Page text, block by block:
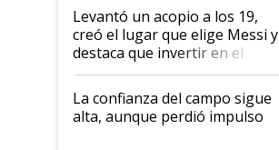
Levantó un acopio a los 19,
creó el lugar que elige Messi y
destaca que invertir en el
kirchnerismo era como "darle
plata a un hijo para droga":
Juan Félix Rossetti, el libertario
que de una dura crisis salió
La confianza del campo sigue
alta, aunque perdió impulso